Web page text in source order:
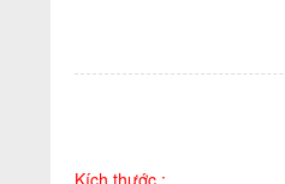
Kích thước :